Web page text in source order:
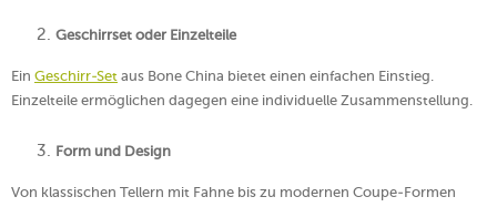
Geschirrset oder Einzelteile
Ein Geschirr-Set aus Bone China bietet einen einfachen Einstieg.
Einzelteile ermöglichen dagegen eine individuelle Zusammenstellung.
Form und Design
Von klassischen Tellern mit Fahne bis zu modernen Coupe-Formen